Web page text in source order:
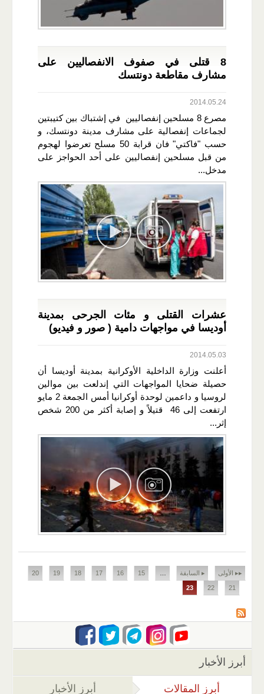
8 قتلى في صفوف الانفصاليين على
مشارف مقاطعة دونتسك
2014.05.24
مصرع 8 مسلحين إنفصاليين في إشتباك بين كتيبتين
لجماعات إنفصالية على مشارف مدينة دونتسك، و
حسب "فاكتي" فان قرابة 50 مسلح تعرضوا لهجوم
من قبل مسلحين إنفصاليين على أحد الحواجز على
مدخل...
عشرات القتلى و مئات الجرحى بمدينة
أوديسا في مواجهات دامية ( صور و فيديو)
2014.05.03
أعلنت وزارة الداخلية الأوكرانية بمدينة أوديسا أن
حصيلة ضحايا المواجهات التي إندلعت بين موالين
لروسيا و داعمين لوحدة أوكرانيا أمس الجمعة 2 مايو
ارتفعت إلى 46 قتيلاً و إصابة أكثر من 200 شخص
إثر...
الصفحات
▸▸ الأولى ▸ السابقة 15
16
17
18
19
20
21
22
23
أبرز الأخبار
أبرز المقالات (علامة التبويب النشطة)
أبرز الأخبار